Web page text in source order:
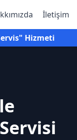
İletişim
Hizmeti